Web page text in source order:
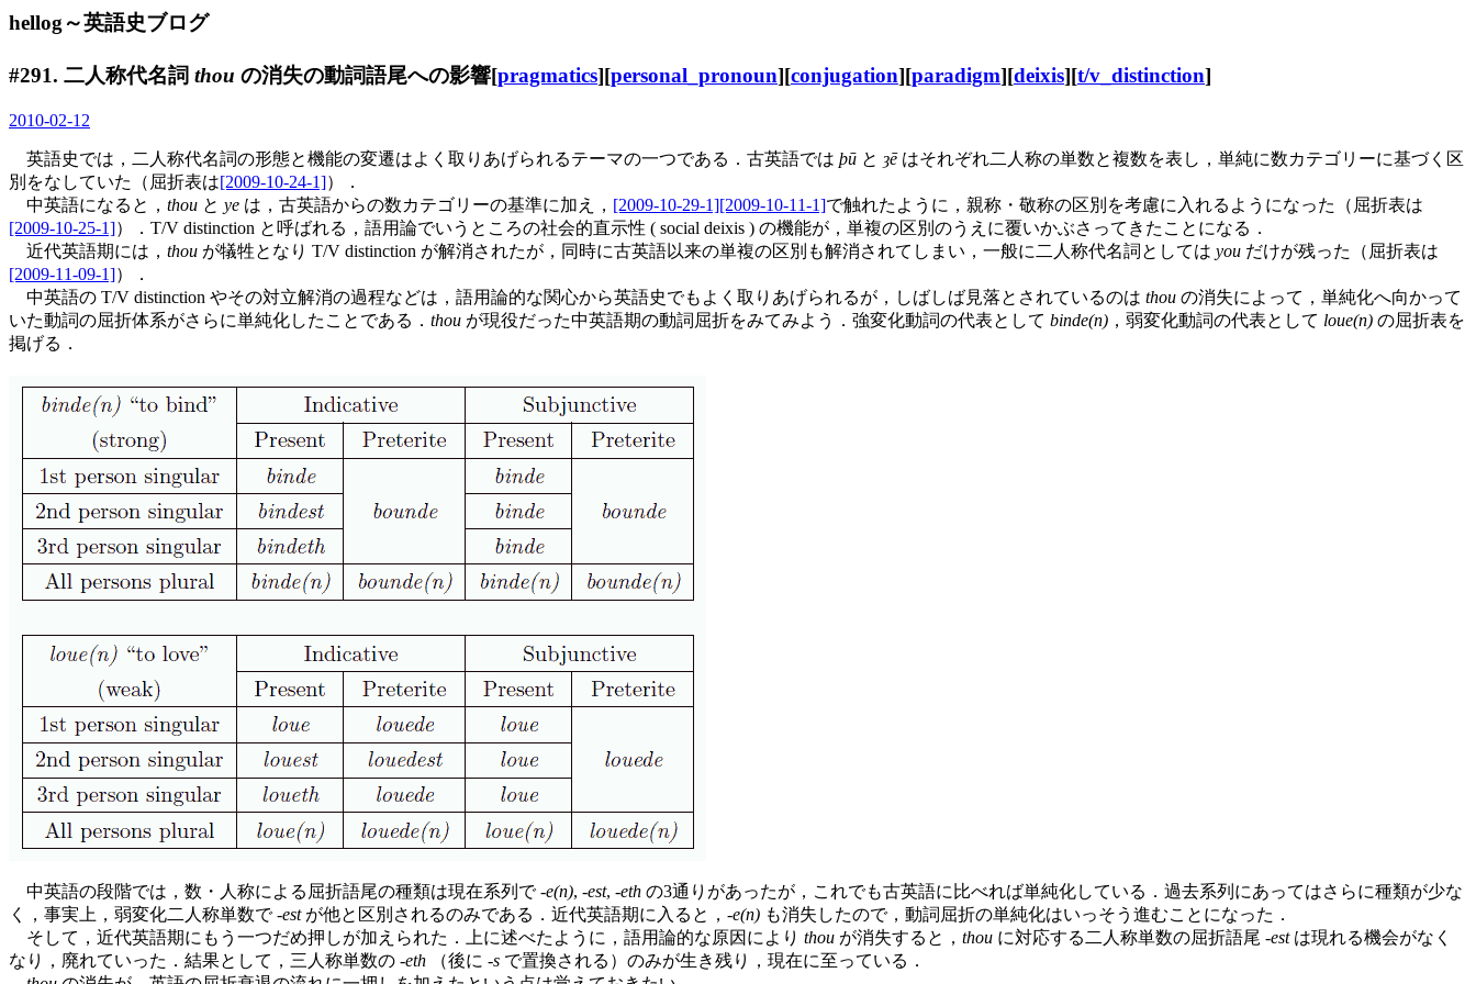
hellog～英語史ブログ
#291. 二人称代名詞 thou の消失の動詞語尾への影響[pragmatics][personal_pronoun][conjugation][paradigm][deixis][t/v_distinction]
2010-02-12
英語史では，二人称代名詞の形態と機能の変遷はよく取りあげられるテーマの一つである．古英語では þū と ȝēはそれぞれ二人称の単数と複数を表し，単純に数カテゴリーに基づく区
別をなしていた（屈折表は[2009-10-24-1]）．
中英語になると， thou と ye は，古英語からの数カテゴリーの基準に加え， [2009-10-29-1][2009-10-11-1]で触れたように，親称・敬称の区別を考慮に入れるようになった（屈折表は
[2009-10-25-1]）．T/V distinction と呼ばれる，語用論でいうところの社会的直示性 ( social deixis ) の機能が，単複の区別のうえに覆いかぶさってきたことになる．
近代英語期には， thou が犠牲となり T/V distinction が解消されたが，同時に古英語以来の単複の区別も解消されてしまい，一般に二人称代名詞としては you だけが残った（屈折表は
[2009-11-09-1]）．
中英語の T/V distinction やその対立解消の過程などは，語用論的な関心から英語史でもよく取りあげられるが，しばしば見落とされているのは thou の消失によって，単純化へ向かって
いた動詞の屈折体系がさらに単純化したことである． thou が現役だった中英語期の動詞屈折をみてみよう．強変化動詞の代表として binde(n) ，弱変化動詞の代表として loue(n) の屈折表を
掲げる．
中英語の段階では，数・人称による屈折語尾の種類は現在系列で -e(n), -est, -eth の3通りがあったが，これでも古英語に比べれば単純化している．過去系列にあってはさらに種類が少な
く，事実上，弱変化二人称単数で -estが他と区別されるのみである．近代英語期に入ると，-e(n) も消失したので，動詞屈折の単純化はいっそう進むことになった．
そして，近代英語期にもう一つだめ押しが加えられた．上に述べたように，語用論的な原因により thou が消失すると， thou に対応する二人称単数の屈折語尾 -estは現れる機会がなく
なり，廃れていった．結果として，三人称単数の -eth （後に -s で置換される）のみが生き残り，現在に至っている．